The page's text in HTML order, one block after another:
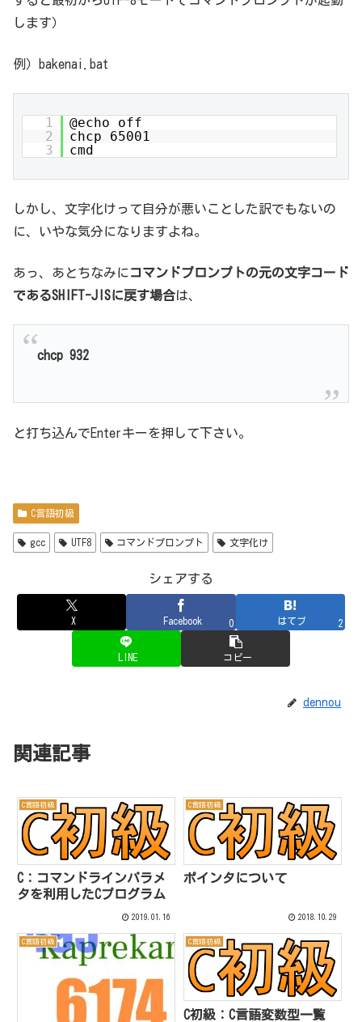
します）
例）bakenai.bat
1
@echo off
2
chcp 65001
3
cmd
しかし、文字化けって自分が悪いことした訳でもないの
に、いやな気分になりますよね。
あっ、あとちなみに コマンドプロンプトの元の文字コード
であるSHIFT-JISに戻す場合は、
chcp 932
と打ち込んでEnterキーを押して下さい。
C言語初級
gcc UTF8 コマンドプロンプト 文字化け
シェアする
X Facebook 0 はてブ 2
LINE コピー
dennou
関連記事
C言語初級
C：コマンドラインパラメ
タを利用したCプログラム
2019.01.16
C言語初級
ポインタについて
2018.10.29
C言語初級 C言語初級
C初級：C言語変数型一覧